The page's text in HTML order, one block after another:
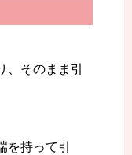
そのまま引
持って引